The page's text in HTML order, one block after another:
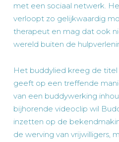
met een sociaal netwerk.
verloopt zo gelijkwaardig
therapeut en mag dat ook
wereld buiten de
Het buddylied kreeg de titel
geeft op een treffende
van een buddywerking
bijhorende videoclip wil
inzetten op de
de werving van vrijwilligers,